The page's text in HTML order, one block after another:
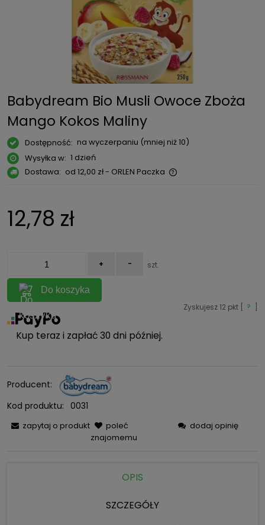
Babydream Bio Musli Owoce Zboża
Mango Kokos Maliny
Dostępność: na wyczerpaniu (mniej niż 10)
Wysyłka w: 1 dzień
Dostawa: od 12,00 zł- ORLEN Paczka
12,78 zł
+ - szt.
Do koszyka
Zyskujesz 12 pkt [ ?
Kup teraz i zapłać 30 dni później.
Producent:
Kod produktu: 0031
zapytaj o produkt
poleć
znajomemu
dodaj opinię
OPIS
SZCZEGÓŁY